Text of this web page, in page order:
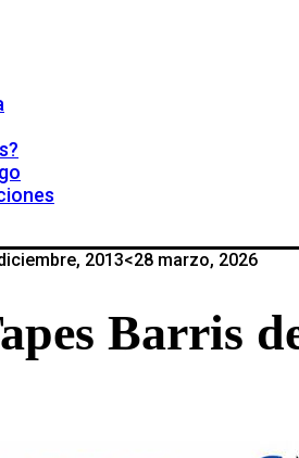
2013<28 marzo, 2026
Barris